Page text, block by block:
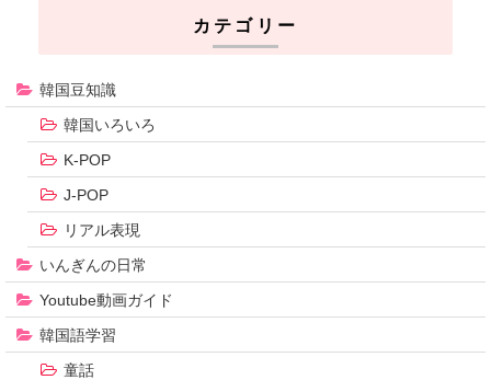
カテゴリー
韓国豆知識
韓国いろいろ
K-POP
J-POP
リアル表現
いんぎんの日常
Youtube動画ガイド
韓国語学習
童話